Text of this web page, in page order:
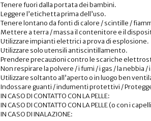
Tenere fuori dalla portata dei bambini.
Leggere l’etichetta prima dell’uso.
Tenere lontano da fonti di calore / scintille /
Mettere a terra / massa il contenitore e il
Utilizzare impianti elettrici a prova di esplosione.
Utilizzare solo utensili antiscintillamento.
Prendere precauzioni contro le scariche
Non respirare la polvere / i fumi / i gas / la nebbia /
Utilizzare soltanto all’aperto o in luogo ben
Indossare guanti / indumenti protettivi /
IN CASO DI CONTATTO CON LA PELLE:
IN CASO DI CONTATTO CON LA PELLE (o con i
IN CASO DI INALAZIONE: